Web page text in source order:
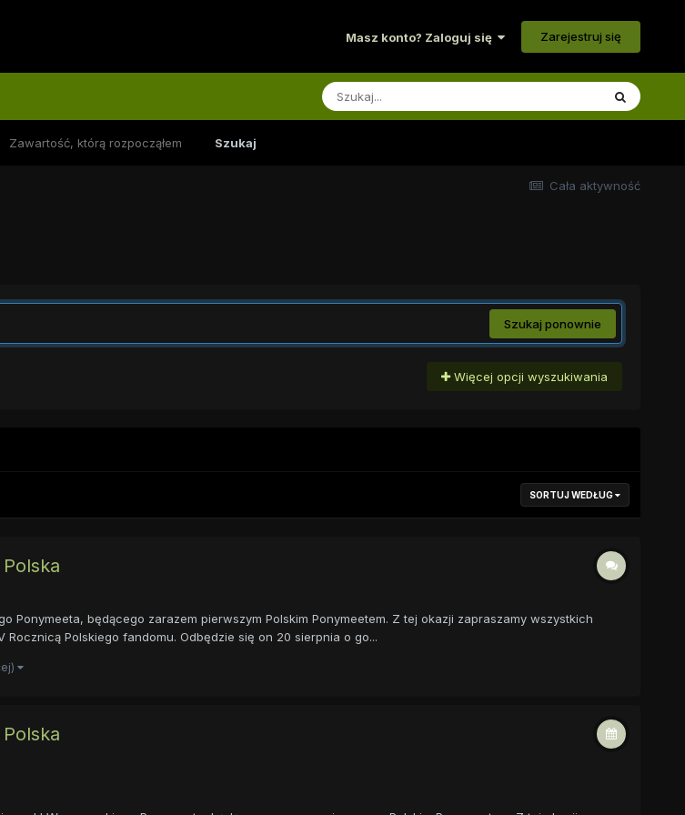
Masz konto? Zaloguj się Zarejestruj się
Zawartość, którą rozpocząłem Szukaj
Cała aktywność
Szukaj ponownie
Więcej opcji wyszukiwania
SORTUJ WEDŁUG
Ponymeeta, będącego zarazem pierwszym Polskim Ponymeetem. Z tej okazji zapraszamy wszystkich
Polskiego fandomu. Odbędzie się on 20 sierpnia o go...